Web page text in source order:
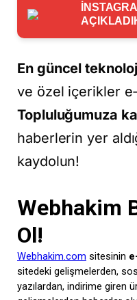
En güncel
ve özel içerikler
Topluluğumuza
haberlerin yer
kaydolun!